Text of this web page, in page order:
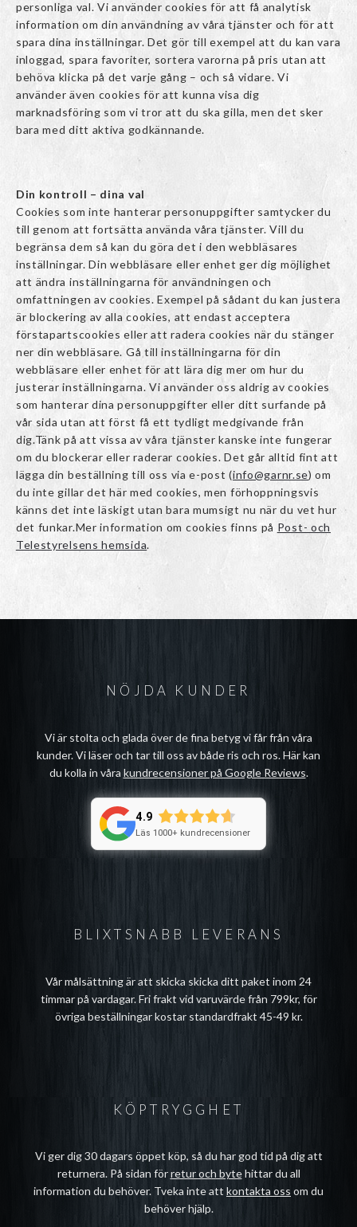
personliga val. Vi använder cookies för att få analytisk
information om din användning av våra tjänster och för att
spara dina inställningar. Det gör till exempel att du kan vara
inloggad, spara favoriter, sortera varorna på pris utan att
behöva klicka på det varje gång – och så vidare. Vi
använder även cookies för att kunna visa dig
marknadsföring som vi tror att du ska gilla, men det sker
bara med ditt aktiva godkännande.
Din kontroll – dina val
Cookies som inte hanterar personuppgifter samtycker du
till genom att fortsätta använda våra tjänster. Vill du
begränsa dem så kan du göra det i den webbläsares
inställningar. Din webbläsare eller enhet ger dig möjlighet
att ändra inställningarna för användningen och
omfattningen av cookies. Exempel på sådant du kan justera
är blockering av alla cookies, att endast acceptera
förstapartscookies eller att radera cookies när du stänger
ner din webbläsare. Gå till inställningarna för din
webbläsare eller enhet för att lära dig mer om hur du
justerar inställningarna. Vi använder oss aldrig av cookies
som hanterar dina personuppgifter eller ditt surfande på
vår sida utan att först få ett tydligt medgivande från
dig.Tänk på att vissa av våra tjänster kanske inte fungerar
om du blockerar eller raderar cookies. Det går alltid fint att
lägga din beställning till oss via e-post (info@garnr.se) om
du inte gillar det här med cookies, men förhoppningsvis
känns det inte läskigt utan bara mumsigt nu när du vet hur
det funkar.Mer information om cookies finns på Post- och
Telestyrelsens hemsida.
BLIXTSNABB LEVERANS
Vår målsättning är att skicka skicka ditt paket inom 24
timmar på vardagar. Fri frakt vid varuvärde från 799kr, för
övriga beställningar kostar standardfrakt 45-49 kr.
NÖJDA KUNDER
Vi är stolta och glada över de fina betyg vi får från våra
kunder. Vi läser och tar till oss av både ris och ros. Här kan
du kolla in våra kundrecensioner på Google Reviews.
4.9
Läs 1000+ kundrecensioner
KÖPTRYGGHET
Vi ger dig 30 dagars öppet köp, så du har god tid på dig att
returnera. På sidan förretur och bytehittar du all
information du behöver. Tveka inte att kontakta oss om du
behöver hjälp.